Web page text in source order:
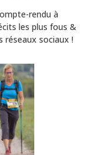
rendu à
les plus fous &
sociaux !